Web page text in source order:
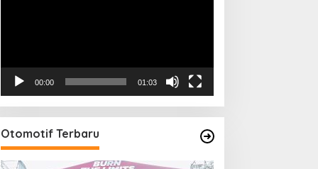
00:00 01:03
Otomotif Terbaru